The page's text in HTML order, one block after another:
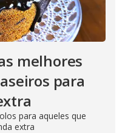
melhores
para
para aqueles que
extra